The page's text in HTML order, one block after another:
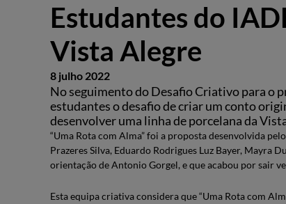
Estudantes do
Vista Alegre
8 julho 2022
No seguimento do Desafio Criativo para o
estudantes o desafio de criar um conto
desenvolver uma linha de porcelana da
“Uma Rota com Alma” foi a proposta desenvolvida
Prazeres Silva, Eduardo Rodrigues Luz Bayer, Mayra
orientação de Antonio Gorgel, e que acabou por sair
Esta equipa criativa considera que “Uma Rota com